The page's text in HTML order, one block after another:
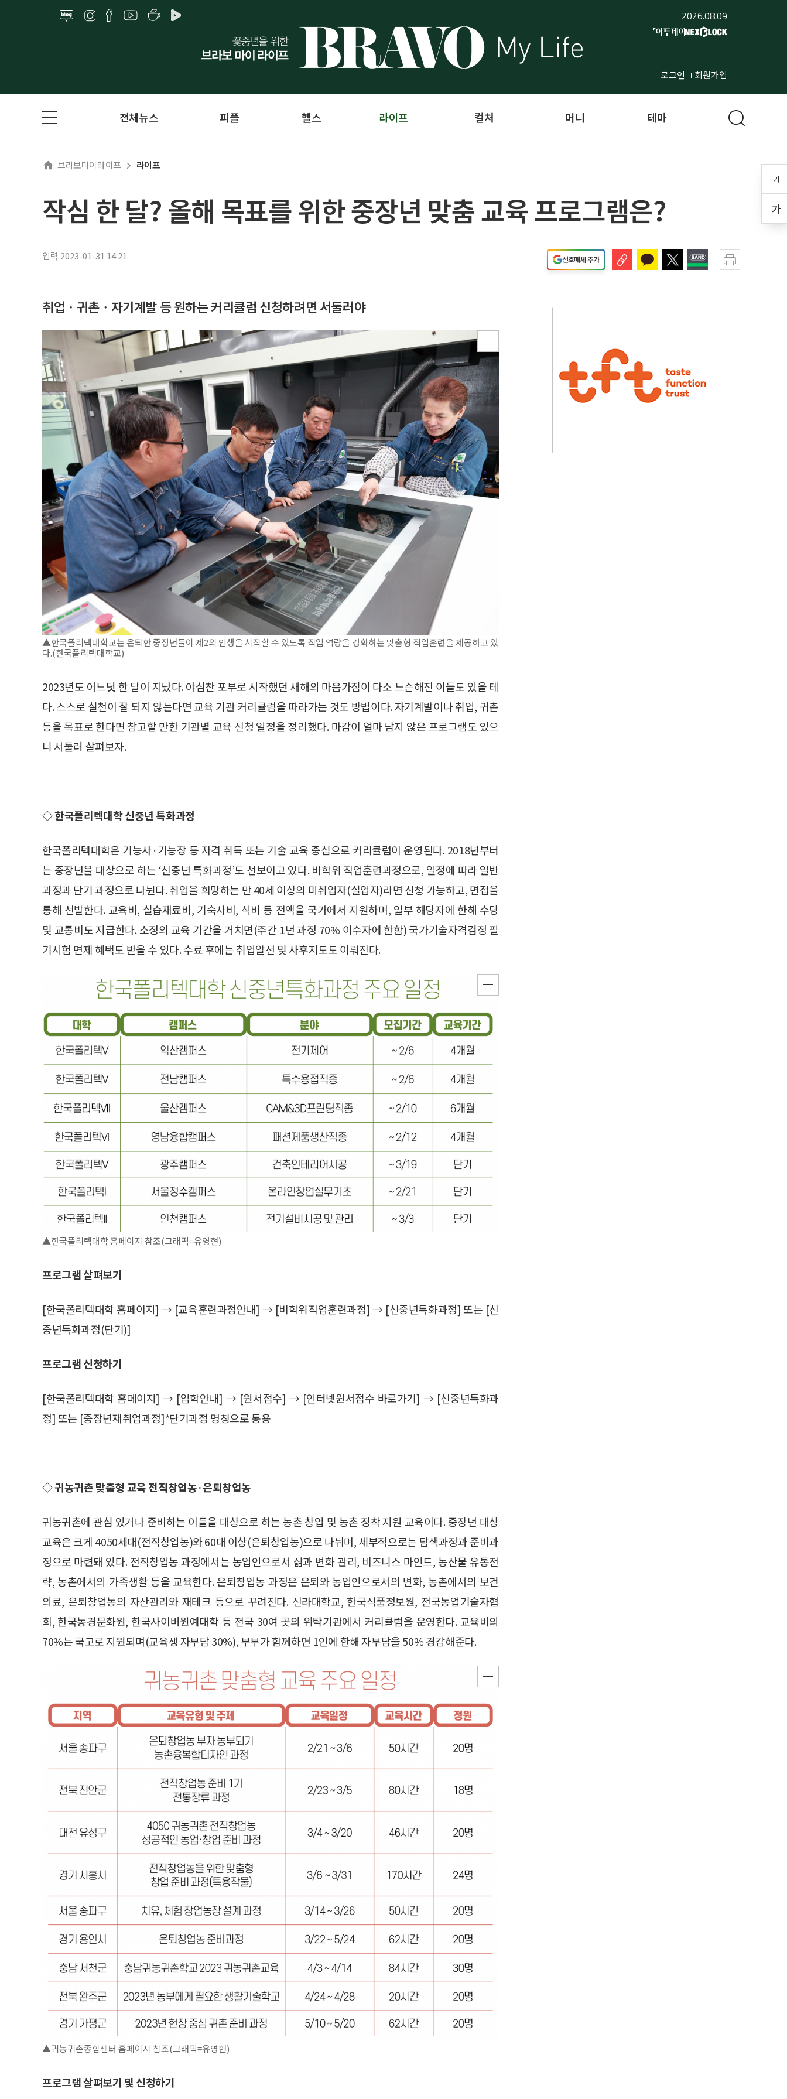
2026.08.09
로그인 회원가입
가
가
전체뉴스 피플 헬스 라이프 컬처 머니 테마
브라보마이라이프 라이프
작심 한 달? 올해 목표를 위한 중장년 맞춤 교육 프로그램은?
입력 2023-01-31 14:21 선호매체 추가
취업ㆍ귀촌ㆍ자기계발 등 원하는 커리큘럼 신청하려면 서둘러야
▲한국폴리텍대학교는 은퇴한 중장년들이 제2의 인생을 시작할 수 있도록 직업 역량을 강화하는 맞춤형 직업훈련을 제공하고 있
다.(한국폴리텍대학교)
2023년도 어느덧 한 달이 지났다. 야심찬 포부로 시작했던 새해의 마음가짐이 다소 느슨해진 이들도 있을 테
다. 스스로 실천이 잘 되지 않는다면 교육 기관 커리큘럼을 따라가는 것도 방법이다. 자기계발이나 취업, 귀촌
등을 목표로 한다면 참고할 만한 기관별 교육 신청 일정을 정리했다. 마감이 얼마 남지 않은 프로그램도 있으
니 서둘러 살펴보자.
◇ 한국폴리텍대학 신중년 특화과정
한국폴리텍대학은 기능사·기능장 등 자격 취득 또는 기술 교육 중심으로 커리큘럼이 운영된다. 2018년부터
는 중장년을 대상으로 하는 ‘신중년 특화과정’도 선보이고 있다. 비학위 직업훈련과정으로, 일정에 따라 일반
과정과 단기 과정으로 나뉜다. 취업을 희망하는 만 40세 이상의 미취업자(실업자)라면 신청 가능하고, 면접을
통해 선발한다. 교육비, 실습재료비, 기숙사비, 식비 등 전액을 국가에서 지원하며, 일부 해당자에 한해 수당
및 교통비도 지급한다. 소정의 교육 기간을 거치면(주간 1년 과정 70% 이수자에 한함) 국가기술자격검정 필
기시험 면제 혜택도 받을 수 있다. 수료 후에는 취업알선 및 사후지도도 이뤄진다.
▲한국폴리텍대학 홈페이지 참조(그래픽=유영현)
프로그램 살펴보기
[한국폴리텍대학 홈페이지] → [교육훈련과정안내] → [비학위직업훈련과정] → [신중년특화과정] 또는 [신
중년특화과정(단기)]
프로그램 신청하기
[한국폴리텍대학 홈페이지] → [입학안내] → [원서접수] → [인터넷원서접수 바로가기] → [신중년특화과
정] 또는 [중장년재취업과정]*단기과정 명칭으로 통용
◇ 귀농귀촌 맞춤형 교육 전직창업농·은퇴창업농
귀농귀촌에 관심 있거나 준비하는 이들을 대상으로 하는 농촌 창업 및 농촌 정착 지원 교육이다. 중장년 대상
교육은 크게 4050세대(전직창업농)와 60대 이상(은퇴창업농)으로 나뉘며, 세부적으로는 탐색과정과 준비과
정으로 마련돼 있다. 전직창업농 과정에서는 농업인으로서 삶과 변화 관리, 비즈니스 마인드, 농산물 유통전
략, 농촌에서의 가족생활 등을 교육한다. 은퇴창업농 과정은 은퇴와 농업인으로서의 변화, 농촌에서의 보건
의료, 은퇴창업농의 자산관리와 재테크 등으로 꾸려진다. 신라대학교, 한국식품정보원, 전국농업기술자협
회, 한국농경문화원, 한국사이버원예대학 등 전국 30여 곳의 위탁기관에서 커리큘럼을 운영한다. 교육비의
70%는 국고로 지원되며(교육생 자부담 30%), 부부가 함께하면 1인에 한해 자부담을 50% 경감해준다.
▲귀농귀촌종합센터 홈페이지 참조(그래픽=유영현)
프로그램 살펴보기 및 신청하기